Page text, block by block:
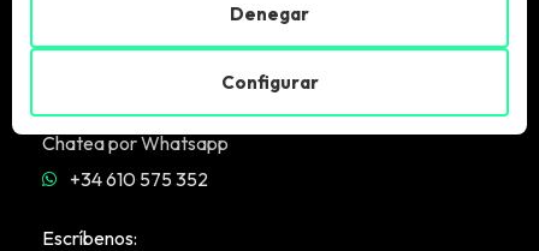
Llámanos:
Chatea por Whatsapp
+34 610 575 352
Escríbenos:
Configurar
Denegar